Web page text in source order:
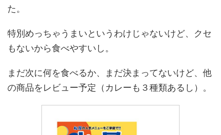
た。
特別めっちゃうまいというわけじゃないけど、クセ
もないから食べやすいし。
まだ次に何を食べるか、まだ決まってないけど、他
の商品をレビュー予定（カレーも３種類あるし）。